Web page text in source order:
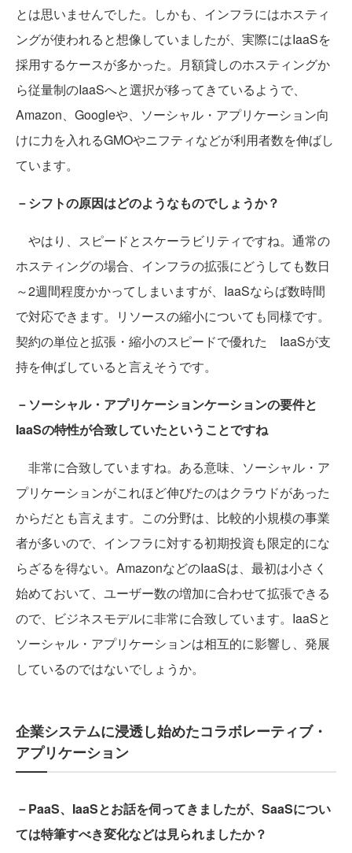
とは思いませんでした。しかも、インフラにはホスティ
ングが使われると想像していましたが、実際にはIaaSを
採用するケースが多かった。月額貸しのホスティングか
ら従量制のIaaSへと選択が移ってきているようで、
Amazon、Googleや、ソーシャル・アプリケーション向
けに力を入れるGMOやニフティなどが利用者数を伸ばし
ています。
－シフトの原因はどのようなものでしょうか？
やはり、スピードとスケーラビリティですね。通常の
ホスティングの場合、インフラの拡張にどうしても数日
～2週間程度かかってしまいますが、IaaSならば数時間
で対応できます。リソースの縮小についても同様です。
契約の単位と拡張・縮小のスピードで優れた IaaSが支
持を伸ばしていると言えそうです。
－ソーシャル・アプリケーションケーションの要件と
IaaSの特性が合致していたということですね
非常に合致していますね。ある意味、ソーシャル・ア
プリケーションがこれほど伸びたのはクラウドがあった
からだとも言えます。この分野は、比較的小規模の事業
者が多いので、インフラに対する初期投資も限定的にな
らざるを得ない。AmazonなどのIaaSは、最初は小さく
始めておいて、ユーザー数の増加に合わせて拡張できる
ので、ビジネスモデルに非常に合致しています。IaaSと
ソーシャル・アプリケーションは相互的に影響し、発展
しているのではないでしょうか。
企業システムに浸透し始めたコラボレーティブ・
アプリケーション
－PaaS、IaaSとお話を伺ってきましたが、SaaSについ
ては特筆すべき変化などは見られましたか？